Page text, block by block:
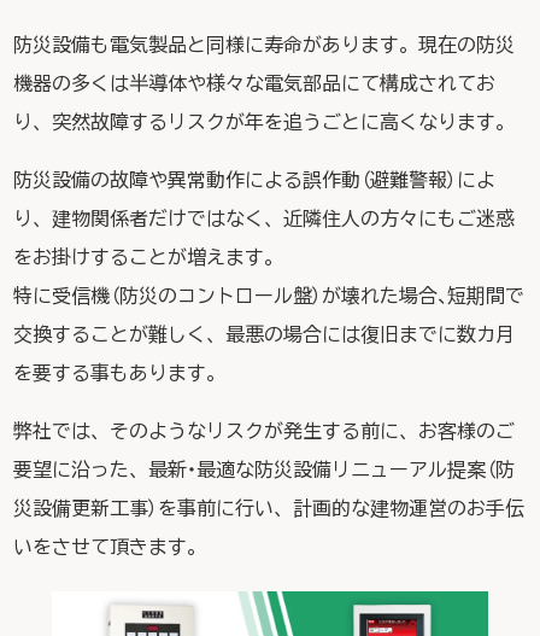
防災設備も電気製品と同様に寿命があります。現在の防災
機器の多くは半導体や様々な電気部品にて構成されてお
り、突然故障するリスクが年を追うごとに高くなります。
防災設備の故障や異常動作による誤作動（避難警報）によ
り、建物関係者だけではなく、近隣住人の方々にもご迷惑
をお掛けすることが増えます。
特に受信機（防災のコントロール盤）が壊れた場合、短期間で
交換することが難しく、最悪の場合には復旧までに数カ月
を要する事もあります。
弊社では、そのようなリスクが発生する前に、お客様のご
要望に沿った、最新・最適な防災設備リニューアル提案（防
災設備更新工事）を事前に行い、計画的な建物運営のお手伝
いをさせて頂きます。